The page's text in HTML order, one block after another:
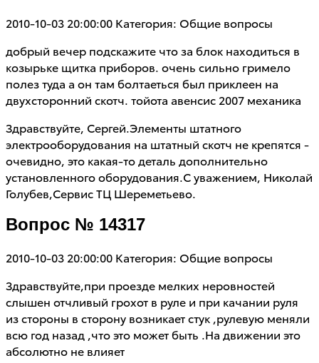
2010-10-03 20:00:00 Категория: Общие вопросы
добрый вечер подскажите что за блок находиться в
козырьке щитка приборов. очень сильно гримело
полез туда а он там болтаеться был приклеен на
двухсторонний скотч. тойота авенсис 2007 механика
Здравствуйте, Сергей.Элементы штатного
электрооборудования на штатный скотч не крепятся -
очевидно, это какая-то деталь дополнительно
установленного оборудования.С уважением, Николай
Голубев,Сервис ТЦ Шереметьево.
Вопрос № 14317
2010-10-03 20:00:00 Категория: Общие вопросы
Здравствуйте,при проезде мелких неровностей
слышен отчливый грохот в руле и при качании руля
из стороны в сторону возникает стук ,рулевую меняли
всю год назад ,что это может быть .На движении это
абсолютно не влияет